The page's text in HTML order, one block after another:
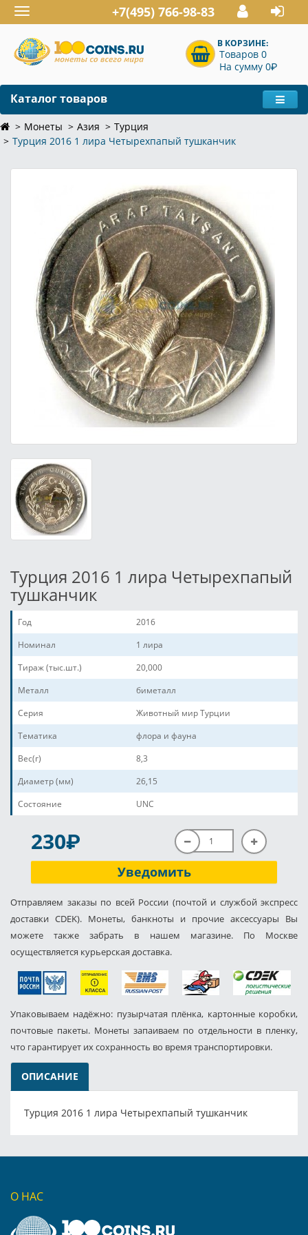
Toggle
navigation
+7(495) 766-98-83
В КОРЗИНЕ:
Товаров 0
На сумму 0P
Каталог товаров
Монеты Азия
Турция
Турция 2016 1 лира Четырехпапый тушканчик
Турция 2016 1 лира Четырехпапый
тушканчик
Год
2016
Номинал
1 лира
Тираж (тыс.шт.)
20,000
Металл
биметалл
Серия
Животный мир Турции
Тематика
флора и фауна
Вес(г)
8,3
Диаметр (мм)
26,15
Состояние
UNC
230P
Уведомить
Отправляем заказы по всей России (почтой и службой экспресс
доставки CDEK). Монеты, банкноты и прочие аксессуары Вы
можете также забрать в нашем магазине. По Москве
осуществляется курьерская доставка.
Упаковываем надёжно: пузырчатая плёнка, картонные коробки,
почтовые пакеты. Монеты запаиваем по отдельности в пленку,
что гарантирует их сохранность во время транспортировки.
ОПИСАНИЕ
Турция 2016 1 лира Четырехпапый тушканчик
О НАС